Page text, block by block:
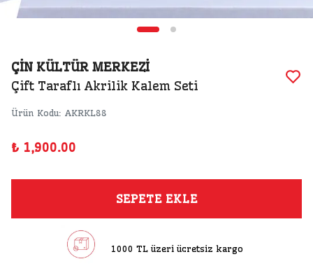
ÇİN KÜLTÜR MERKEZİ
Çift Taraflı Akrilik Kalem Seti
Ürün Kodu: AKRKL88
₺ 1,900.00
SEPETE EKLE
1000 TL üzeri ücretsiz kargo